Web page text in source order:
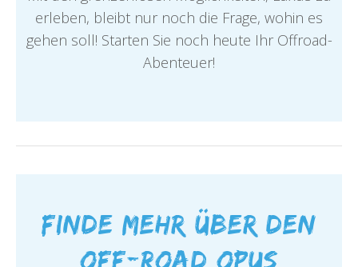
erleben, bleibt nur noch die Frage, wohin es
gehen soll! Starten Sie noch heute Ihr Offroad-
Abenteuer!
Finde mehr über den
Off-Road OPUS